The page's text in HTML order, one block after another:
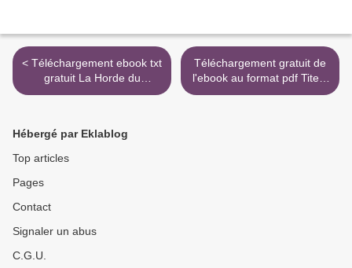
< Téléchargement ebook txt
gratuit La Horde du
Contrevent (Litterature
Téléchargement gratuit de
l'ebook au format pdf Titeuf
Tome 10 >
Hébergé par Eklablog
Top articles
Pages
Contact
Signaler un abus
C.G.U.